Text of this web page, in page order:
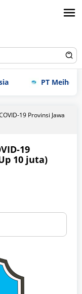
PT Meihoku
19 Provinsi Jawa
19
10 juta)